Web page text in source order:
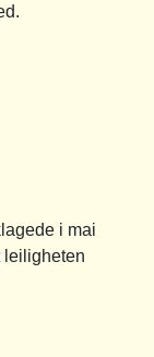
i mai
leiligheten